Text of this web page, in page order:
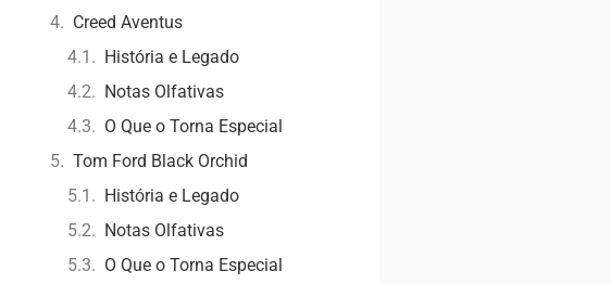
Creed Aventus
História e Legado
Notas Olfativas
O Que o Torna Especial
Tom Ford Black Orchid
História e Legado
Notas Olfativas
O Que o Torna Especial